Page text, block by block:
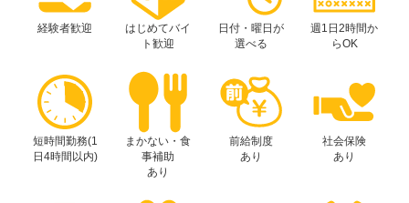
経験者歓迎
はじめてバイ
ト歓迎
日付・曜日が
選べる
週1日2時間か
らOK
短時間勤務(1
日4時間以内)
まかない・食
事補助
あり
前給制度
あり
社会保険
あり